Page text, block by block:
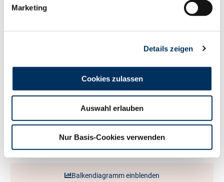
Marketing
Details zeigen
Cookies zulassen
Auswahl erlauben
Nur Basis-Cookies verwenden
Fett kg
+122
+0.13
Eiweiß kg
+69
RZE 134
Körper
100
Euter
130
Balkendiagramm einblenden